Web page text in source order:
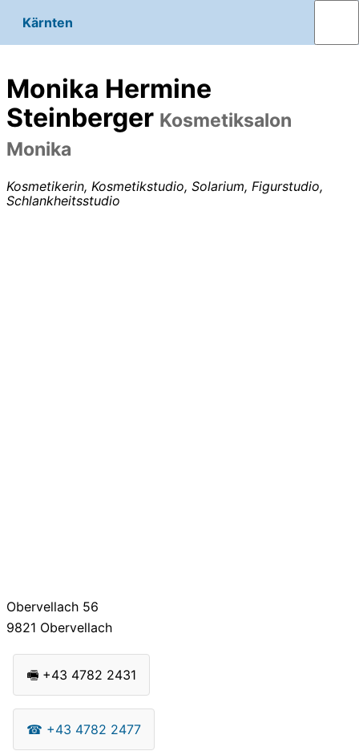
Kärnten
Monika Hermine
Steinberger Kosmetiksalon
Monika
Kosmetikerin, Kosmetikstudio, Solarium, Figurstudio,
Schlankheitsstudio
Obervellach 56
9821 Obervellach
🖷 +43 4782 2431
☎ +43 4782 2477